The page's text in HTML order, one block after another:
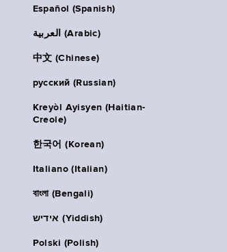
Español (Spanish)
العربية (Arabic)
中文 (Chinese)
русский (Russian)
Kreyòl Ayisyen (Haitian-
Creole)
한국어 (Korean)
Italiano (Italian)
বাংলা (Bengali)
אידיש (Yiddish)
Polski (Polish)